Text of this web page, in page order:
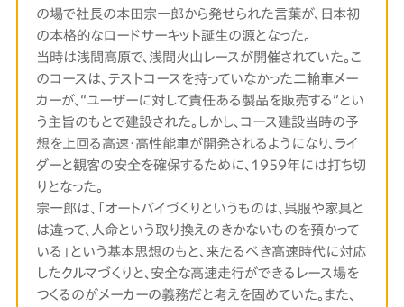
の場で社長の本田宗一郎から発せられた言葉が、日本初
の本格的なロードサーキット誕生の源となった。
当時は浅間高原で、浅間火山レースが開催されていた。こ
のコースは、テストコースを持っていなかった二輪車メー
カーが、“ユーザーに対して責任ある製品を販売する”とい
う主旨のもとで建設された。しかし、コース建設当時の予
想を上回る高速・高性能車が開発されるようになり、ライ
ダーと観客の安全を確保するために、1959年には打ち切
りとなった。
宗一郎は、「オートバイづくりというものは、呉服や家具と
は違って、人命という取り換えのきかないものを預かって
いる」という基本思想のもと、来たるべき高速時代に対応
したクルマづくりと、安全な高速走行ができるレース場を
つくるのがメーカーの義務だと考えを固めていた。また、